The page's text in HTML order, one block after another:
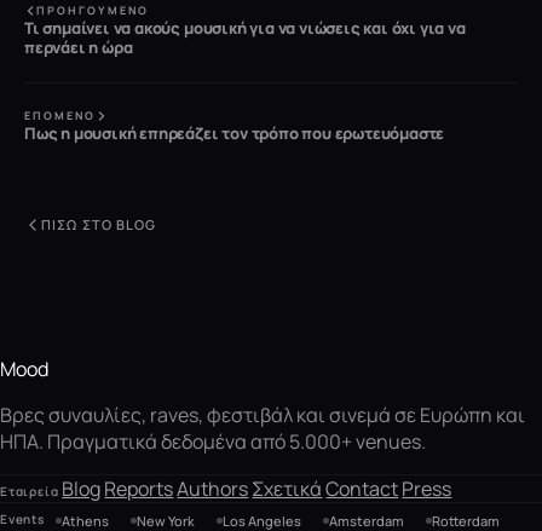
ΠΡΟΗΓΟΎΜΕΝΟ
Τι σημαίνει να ακούς μουσική για να νιώσεις και όχι για να
περνάει η ώρα
ΕΠΌΜΕΝΟ
Πως η μουσική επηρεάζει τον τρόπο που ερωτευόμαστε
ΠΊΣΩ ΣΤΟ BLOG
Mood
Βρες συναυλίες, raves, φεστιβάλ και σινεμά σε Ευρώπη και
ΗΠΑ. Πραγματικά δεδομένα από 5.000+ venues.
Εταιρεία BlogReportsAuthorsΣχετικά ContactPress
Events Athens New York Los Angeles Amsterdam Rotterdam